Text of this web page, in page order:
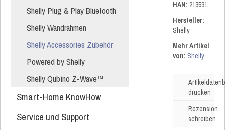
Shelly Plug & Play Bluetooth
Shelly Wandrahmen
Shelly Accessories Zubehör
Powered by Shelly
Shelly Qubino Z-Wave™
Smart-Home KnowHow
Service und Support
HAN: 213531
Hersteller:
Shelly
Mehr Artikel
von: Shelly
drucken
Rezension
schreiben